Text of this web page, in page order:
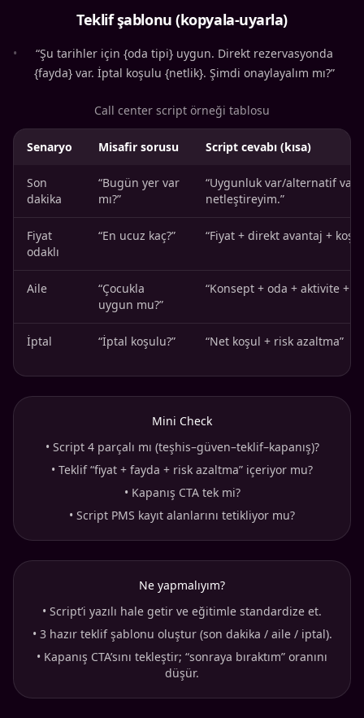
Teklif şablonu (kopyala-uyarla)
•
“Şu tarihler için {oda tipi} uygun. Direkt rezervasyonda
{fayda} var. İptal koşulu {netlik}. Şimdi onaylayalım mı?”
Call center script örneği tablosu
Senaryo Misafir sorusu Script cevabı (kısa)
Son
dakika
“Bugün yer var
mı?”
“Uygunluk var/alternatif var;
netleştireyim.”
Fiyat
odaklı
“En ucuz kaç?” “Fiyat + direkt avantaj +
Aile
“Çocukla
uygun mu?”
“Konsept + oda + aktivite +
İptal “İptal koşulu?” “Net koşul + risk azaltma”
Mini Check
• Script 4 parçalı mı (teşhis–güven–teklif–kapanış)?
• Teklif “fiyat + fayda + risk azaltma” içeriyor mu?
• Kapanış CTA tek mi?
• Script PMS kayıt alanlarını tetikliyor mu?
Ne yapmalıyım?
• Script’i yazılı hale getir ve eğitimle standardize et.
• 3 hazır teklif şablonu oluştur (son dakika / aile / iptal).
• Kapanış CTA’sını tekleştir; “sonraya bıraktım” oranını
düşür.